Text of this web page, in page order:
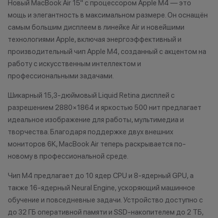
Apple Watch, MacBook. Устройство
подходит под программу Trade-in,
если оно находится в рабочем
состоянии, не имеет
существенных повреждений по
жидкостями.
2. Мгновенная диагностика
вашего устройства. Если ваше
устройство полностью подходит
первом пункте, мы проводим его
диагностику. Это позволит
оценить состояние гаджета и его
стоимость. При оценке устройства
корпуса, экрана и другие следы
использования. Диагностика
*Акции и
*Данная акция
публичной
право отказать
договора
изменить
Новый MacBook Air 15" с процессором Apple M4 — это
мощь и элегантность в максимальном размере. Он оснащён
самым большим дисплеем в линейке Air и новейшими
технологиями Apple, включая энергоэффективный и
производительный чип Apple M4, созданный с акцентом на
работу с искусственным интеллектом и
профессиональными задачами.
Шикарный 15,3-дюймовый Liquid Retina дисплей с
разрешением 2880×1864 и яркостью 500 нит предлагает
идеальное изображение для работы, мультимедиа и
творчества. Благодаря поддержке двух внешних
мониторов 6K, MacBook Air теперь раскрывается по-
новому в профессиональной среде.
Чип M4 предлагает до 10 ядер CPU и 8-ядерный GPU, а
также 16-ядерный Neural Engine, ускоряющий машинное
обучение и повседневные задачи. Устройство доступно с
до 32 ГБ оперативной памяти и SSD-накопителем до 2 ТБ,